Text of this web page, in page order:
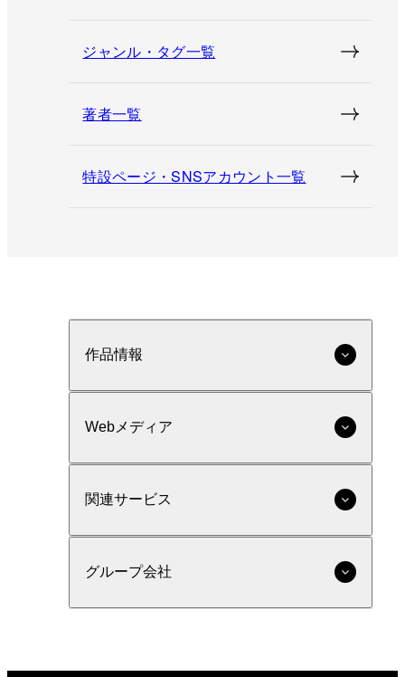
ジャンル・タグ一覧
著者一覧
特設ページ・SNSアカウント一覧
作品情報
Webメディア
関連サービス
グループ会社